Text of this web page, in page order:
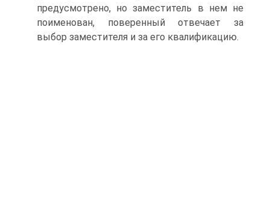
предусмотрено, но заместитель в нем не
поименован, поверенный отвечает за
выбор заместителя и за его квалификацию.